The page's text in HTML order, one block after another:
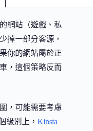
網站（遊戲、私
掉一部分客源，
你的網站屬於正
，這個策略反而
，可能需要考慮
級別上， Kinsta